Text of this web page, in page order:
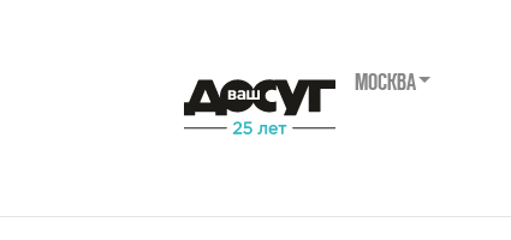
МОСКВА